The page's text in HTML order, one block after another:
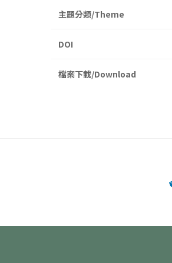
主題分類/Theme
DOI
檔案下載/Download